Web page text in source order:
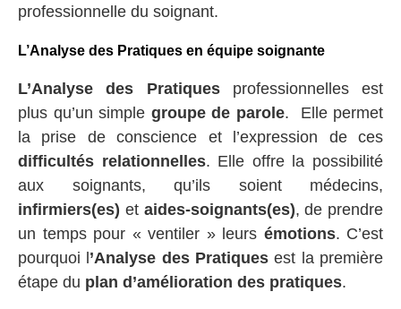
professionnelle du soignant.
L’Analyse des Pratiques en équipe soignante
L’Analyse des Pratiquesprofessionnelles est
plus qu’un simple groupe de parole. Elle permet
la prise de conscience et l’expression de ces
difficultés relationnelles. Elle offre la possibilité
aux soignants, qu’ils soient médecins,
infirmiers(es) et aides-soignants(es), de prendre
un temps pour « ventiler » leurs émotions. C’est
pourquoi l ’Analyse des Pratiques est la première
étape du plan d’amélioration des pratiques.